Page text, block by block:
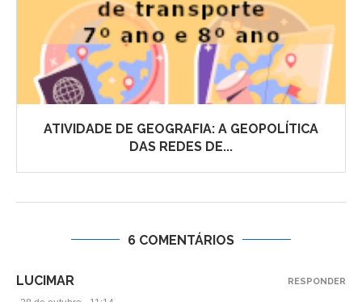
ATIVIDADE DE GEOGRAFIA: A GEOPOLÍTICA
DAS REDES DE...
6 COMENTÁRIOS
LUCIMAR RESPONDER